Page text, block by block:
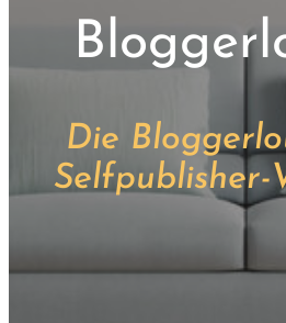
Die
Selfpublisher-